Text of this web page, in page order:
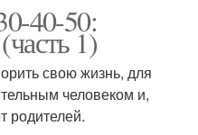
40-50:
1)
свою жизнь, для
человеком и,
родителей.